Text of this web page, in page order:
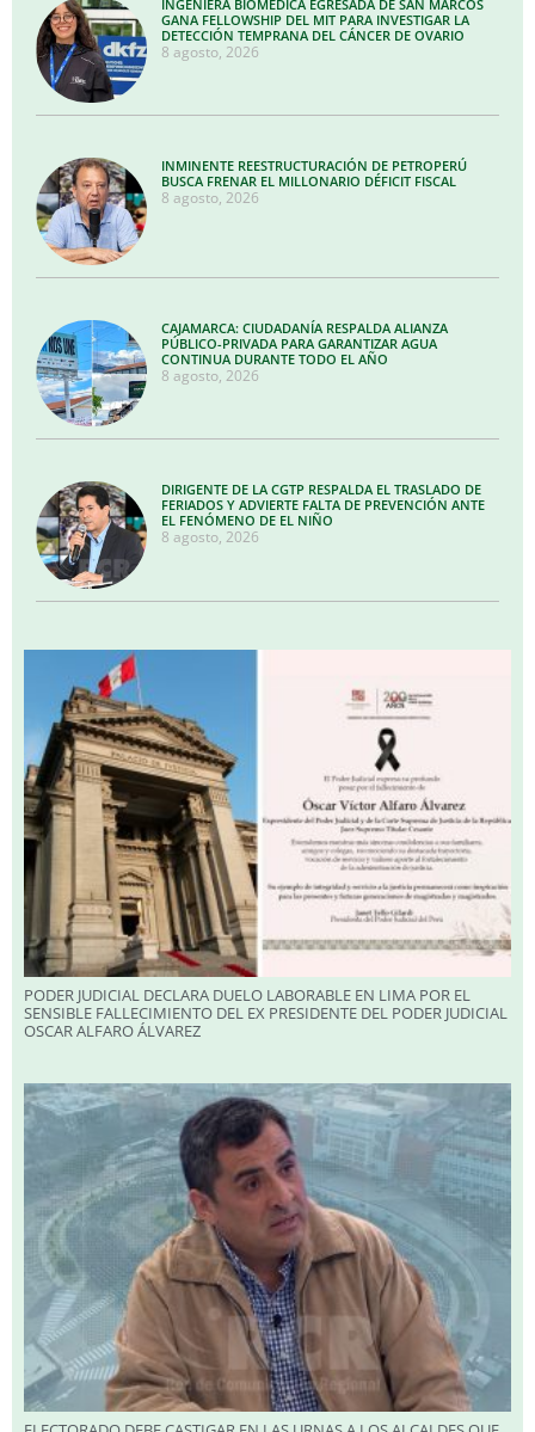
INGENIERA BIOMÉDICA EGRESADA DE SAN MARCOS
GANA FELLOWSHIP DEL MIT PARA INVESTIGAR LA
DETECCIÓN TEMPRANA DEL CÁNCER DE OVARIO
8 agosto, 2026
INMINENTE REESTRUCTURACIÓN DE PETROPERÚ
BUSCA FRENAR EL MILLONARIO DÉFICIT FISCAL
8 agosto, 2026
CAJAMARCA: CIUDADANÍA RESPALDA ALIANZA
PÚBLICO-PRIVADA PARA GARANTIZAR AGUA
CONTINUA DURANTE TODO EL AÑO
8 agosto, 2026
DIRIGENTE DE LA CGTP RESPALDA EL TRASLADO DE
FERIADOS Y ADVIERTE FALTA DE PREVENCIÓN ANTE
EL FENÓMENO DE EL NIÑO
8 agosto, 2026
PODER JUDICIAL DECLARA DUELO LABORABLE EN LIMA POR EL
SENSIBLE FALLECIMIENTO DEL EX PRESIDENTE DEL PODER JUDICIAL
OSCAR ALFARO ÁLVAREZ